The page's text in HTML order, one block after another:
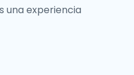
una experiencia